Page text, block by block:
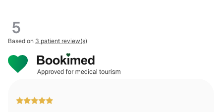
5
Based on 3 patient review(s)